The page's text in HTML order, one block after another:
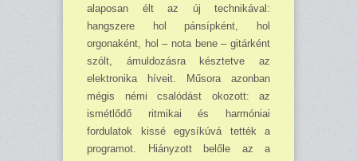
alaposan élt az új technikával:
hangszere hol pánsípként, hol
orgonaként, hol – nota bene – gitárként
szólt, ámuldozásra késztetve az
elektronika híveit. Műsora azonban
mégis némi csalódást okozott: az
ismétlődő ritmikai és harmóniai
fordulatok kissé egysíkúvá tették a
programot. Hiányzott belőle az a